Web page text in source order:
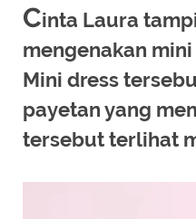
Cinta Laura
mengenakan
Mini dress
payetan yang
tersebut terlihat